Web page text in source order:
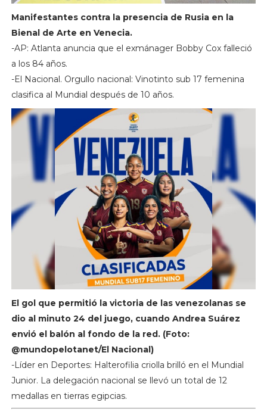
Manifestantes contra la presencia de Rusia en la
Bienal de Arte en Venecia.
-AP: Atlanta anuncia que el exmánager Bobby Cox falleció
a los 84 años.
-El Nacional. Orgullo nacional: Vinotinto sub 17 femenina
clasifica al Mundial después de 10 años.
El gol que permitió la victoria de las venezolanas se
dio al minuto 24 del juego, cuando Andrea Suárez
envió el balón al fondo de la red. (Foto:
@mundopelotanet/El Nacional)
-Líder en Deportes: Halterofilia criolla brilló en el Mundial
Junior. La delegación nacional se llevó un total de 12
medallas en tierras egipcias.